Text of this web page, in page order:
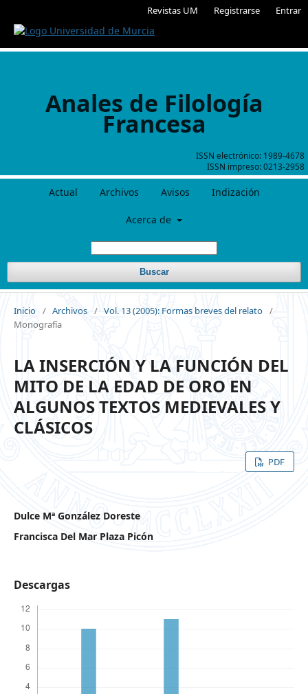
Revistas UM Registrarse Entrar
ISSN electrónico: 1989-4678
ISSN impreso:0213-2958
Anales de Filología
Francesa
Actual Archivos Avisos Indización
Acerca de
Buscar
Inicio / Archivos / Vol. 13 (2005): Formas breves del relato /
Monografía
LA INSERCIÓN Y LA FUNCIÓN DEL
MITO DE LA EDAD DE ORO EN
ALGUNOS TEXTOS MEDIEVALES Y
CLÁSICOS
PDF
Dulce Mª González Doreste
Francisca Del Mar Plaza Picón
Descargas